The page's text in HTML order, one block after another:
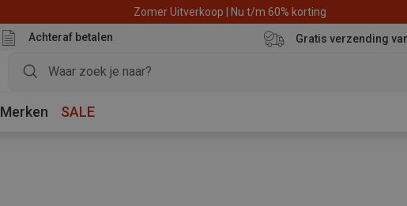
Zomer Uitverkoop | Nu t/m 60% korting
Achteraf betalen Gratis verzending
Merken SALE